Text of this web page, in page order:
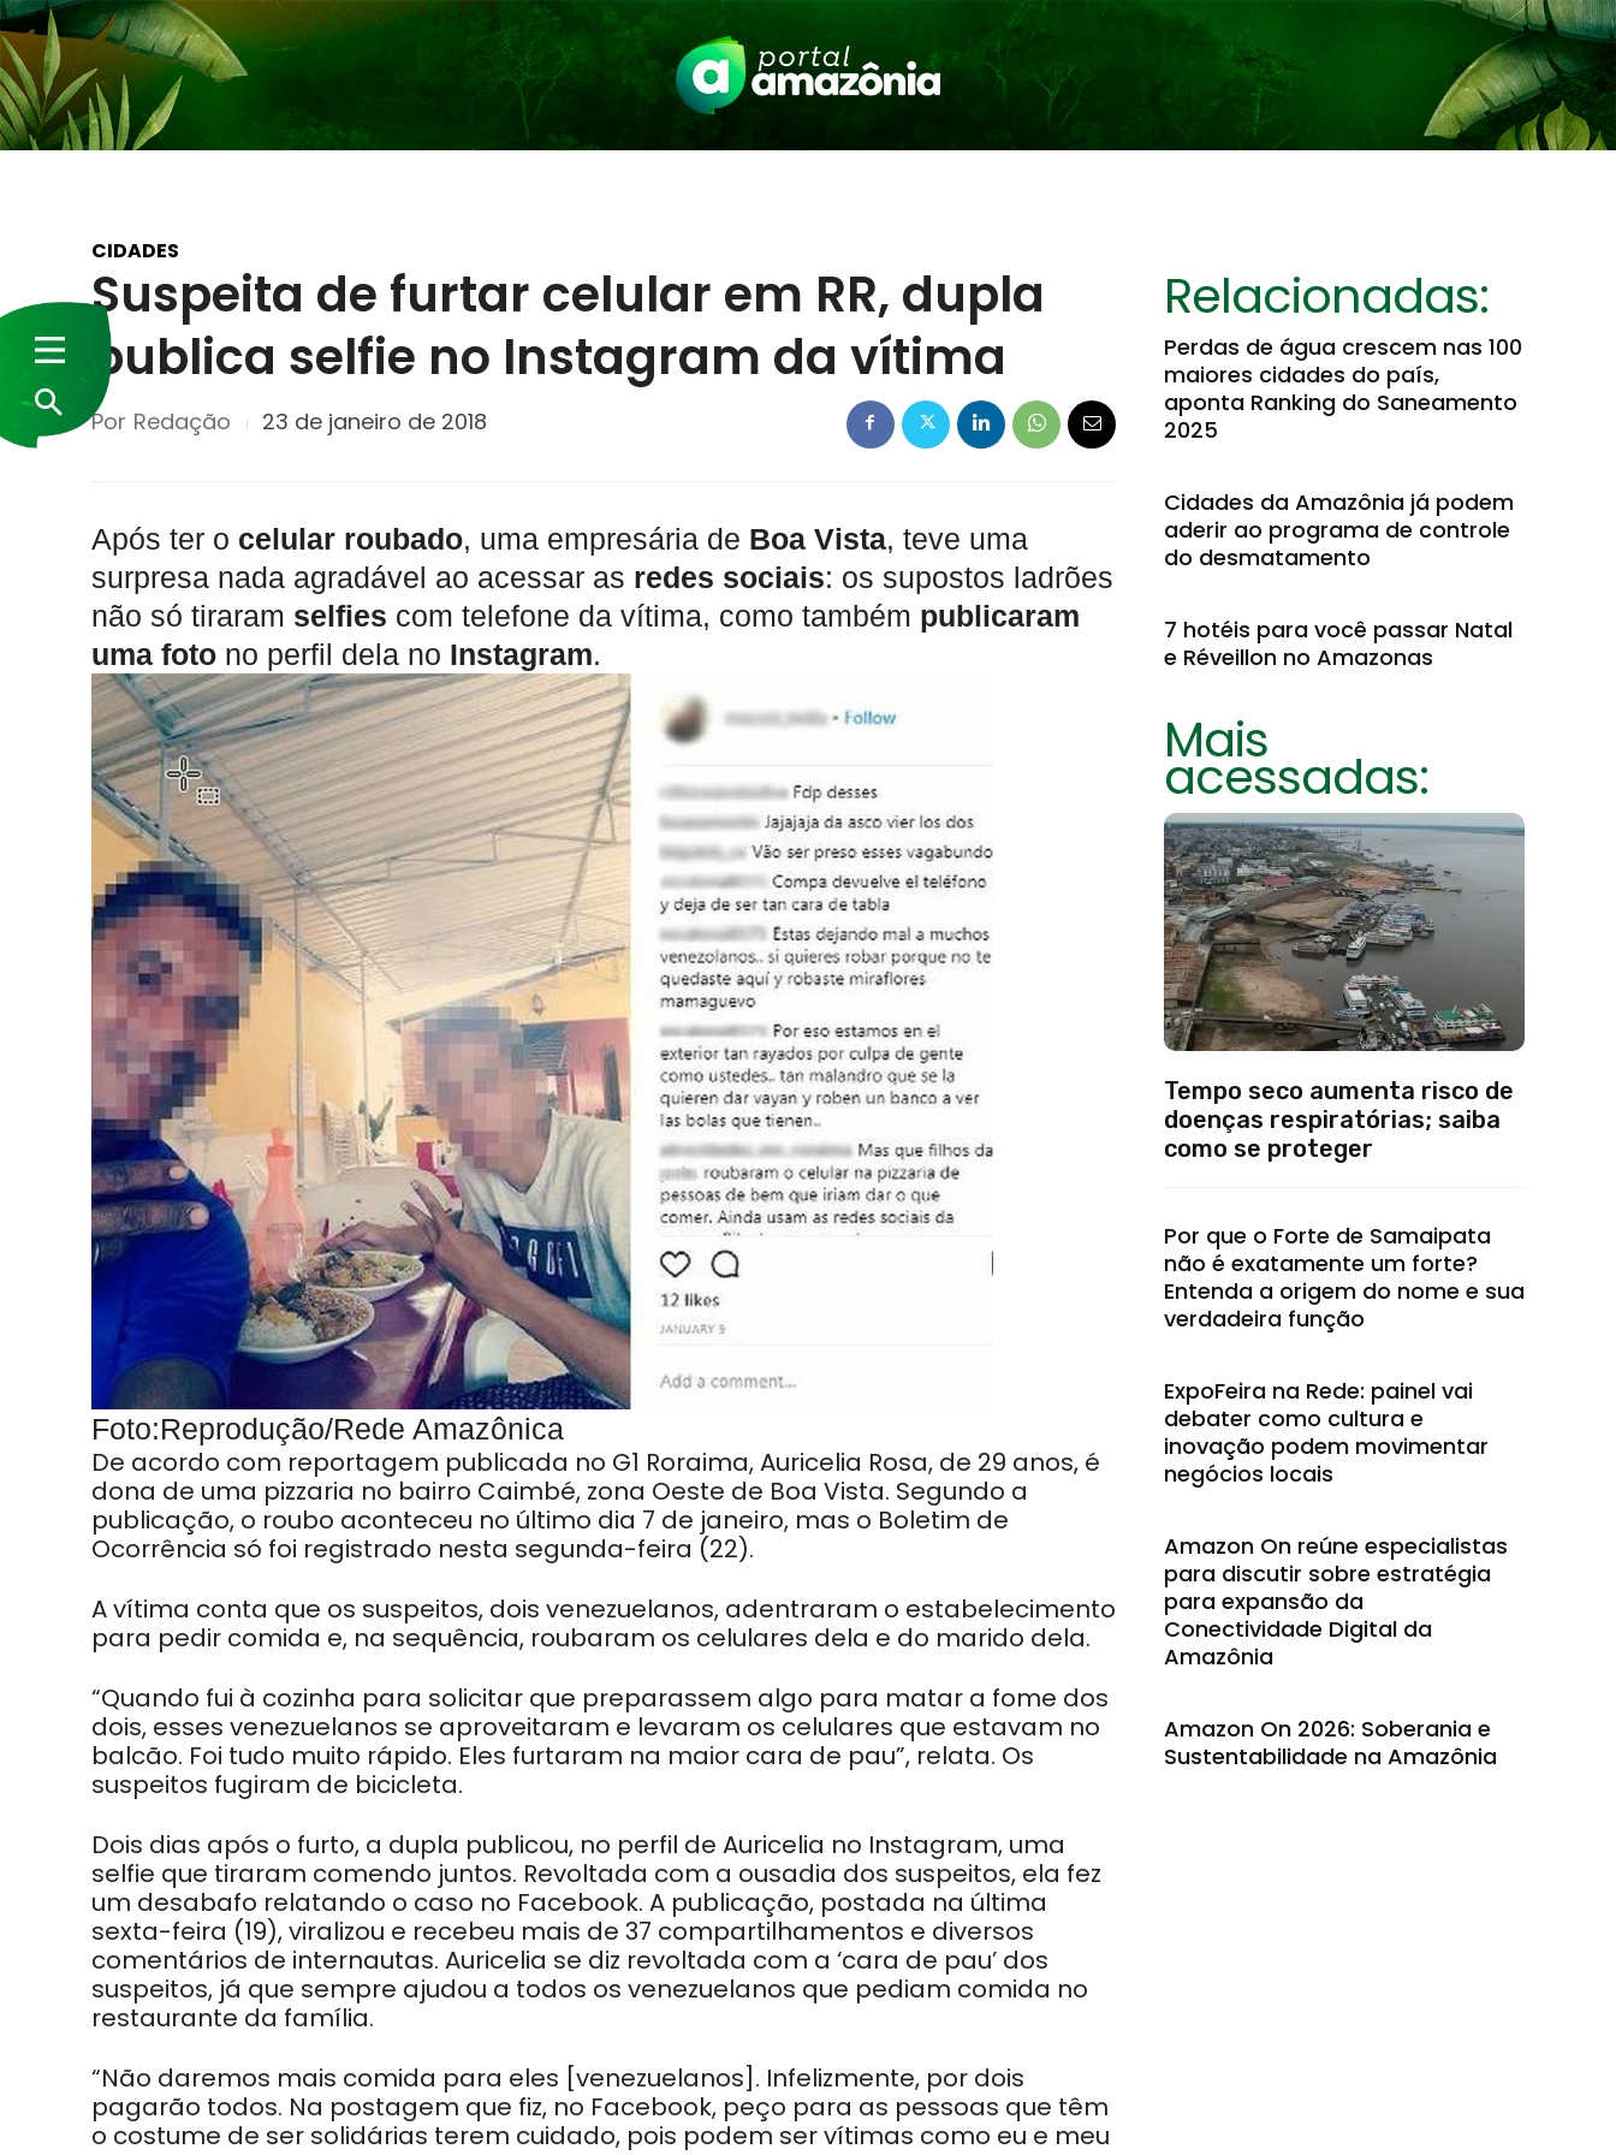
CIDADES
Suspeita de furtar celular em RR, dupla
publica selfie no Instagram da vítima
Por Redação 23 de janeiro de 2018
Após ter o celular roubado, uma empresária de Boa Vista, teve uma
surpresa nada agradável ao acessar as redes sociais: os supostos ladrões
não só tiraram selfies com telefone da vítima, como também publicaram
uma foto no perfil dela no Instagram.
Foto:Reprodução/Rede Amazônica
De acordo com reportagem publicada no G1 Roraima, Auricelia Rosa, de 29 anos, é
dona de uma pizzaria no bairro Caimbé, zona Oeste de Boa Vista. Segundo a
publicação, o roubo aconteceu no último dia 7 de janeiro, mas o Boletim de
Ocorrência só foi registrado nesta segunda-feira (22).
A vítima conta que os suspeitos, dois venezuelanos, adentraram o estabelecimento
para pedir comida e, na sequência, roubaram os celulares dela e do marido dela.
“Quando fui à cozinha para solicitar que preparassem algo para matar a fome dos
dois, esses venezuelanos se aproveitaram e levaram os celulares que estavam no
balcão. Foi tudo muito rápido. Eles furtaram na maior cara de pau”, relata. Os
suspeitos fugiram de bicicleta.
Dois dias após o furto, a dupla publicou, no perfil de Auricelia no Instagram, uma
selfie que tiraram comendo juntos. Revoltada com a ousadia dos suspeitos, ela fez
um desabafo relatando o caso no Facebook. A publicação, postada na última
sexta-feira (19), viralizou e recebeu mais de 37 compartilhamentos e diversos
comentários de internautas. Auricelia se diz revoltada com a ‘cara de pau’ dos
suspeitos, já que sempre ajudou a todos os venezuelanos que pediam comida no
restaurante da família.
“Não daremos mais comida para eles [venezuelanos]. Infelizmente, por dois
pagarão todos. Na postagem que fiz, no Facebook, peço para as pessoas que têm
o costume de ser solidárias terem cuidado, pois podem ser vítimas como eu e meu
Relacionadas:
Perdas de água crescem nas 100
maiores cidades do país,
aponta Ranking do Saneamento
2025
Cidades da Amazônia já podem
aderir ao programa de controle
do desmatamento
7 hotéis para você passar Natal
e Réveillon no Amazonas
Mais
acessadas:
Tempo seco aumenta risco de
doenças respiratórias; saiba
como se proteger
Por que o Forte de Samaipata
não é exatamente um forte?
Entenda a origem do nome e sua
verdadeira função
ExpoFeira na Rede: painel vai
debater como cultura e
inovação podem movimentar
negócios locais
Amazon On reúne especialistas
para discutir sobre estratégia
para expansão da
Conectividade Digital da
Amazônia
Amazon On 2026: Soberania e
Sustentabilidade na Amazônia